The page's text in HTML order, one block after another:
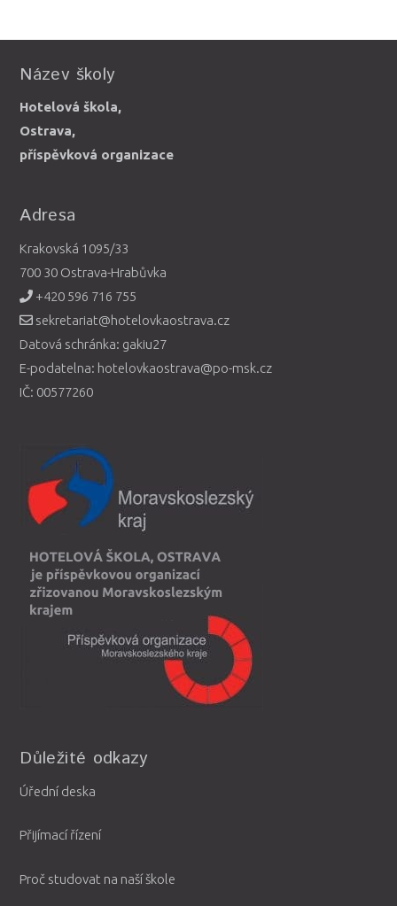
Název školy
Hotelová škola,
Ostrava,
příspěvková organizace
Adresa
Krakovská 1095/33
700 30 Ostrava-Hrabůvka
+420 596 716 755
sekretariat@hotelovkaostrava.cz
Datová schránka: gakiu27
E-podatelna: hotelovkaostrava@po-msk.cz
IČ: 00577260
Důležité odkazy
Úřední deska
Přijímací řízení
Proč studovat na naší škole